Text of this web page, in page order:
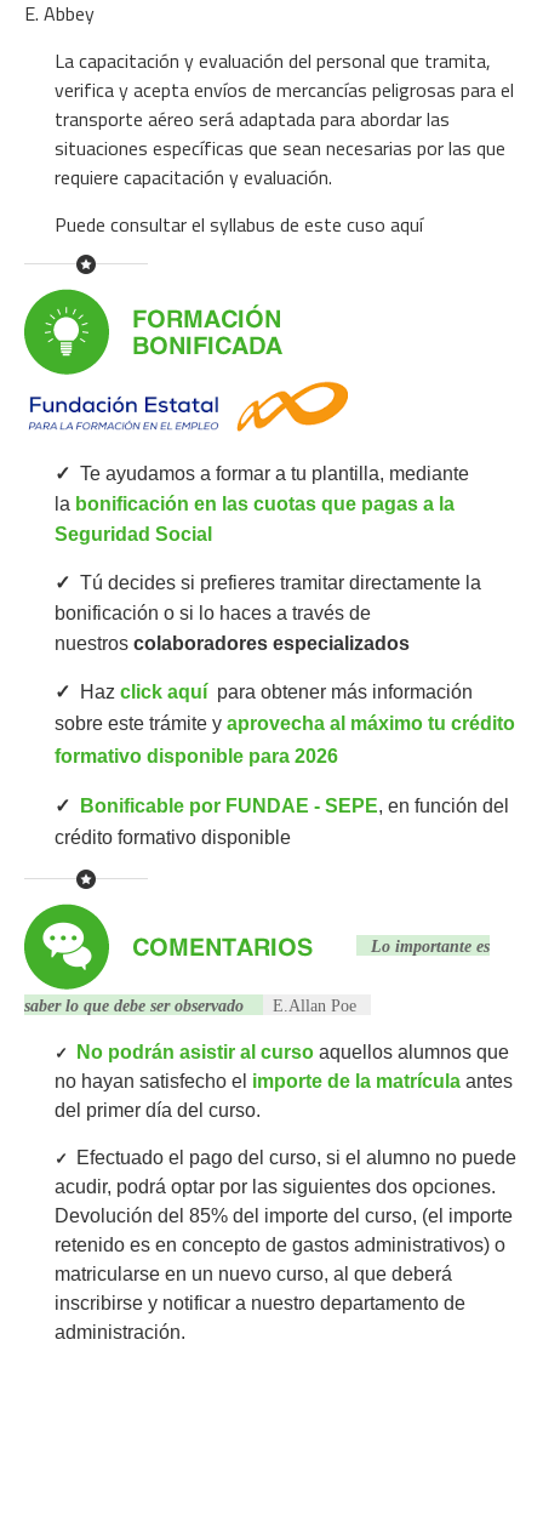
E. Abbey
La capacitación y evaluación del personal que tramita,
verifica y acepta envíos de mercancías peligrosas para el
transporte aéreo será adaptada para abordar las
situaciones específicas que sean necesarias por las que
requiere capacitación y evaluación.
Puede consultar el syllabus de este cuso aquí
✓ Te ayudamos a formar a tu plantilla, mediante
la bonificación en las cuotas que pagas a la
Seguridad Social
✓ Tú decides si prefieres tramitar directamente la
bonificación o si lo haces a través de
nuestros colaboradores especializados
✓ Haz click aquí para obtener más información
sobre este trámite y aprovecha al máximo tu crédito
formativo disponible para 2026
✓ Bonificable por FUNDAE - SEPE, en función del
crédito formativo disponible
Lo importante es
saber lo que debe ser observado E.Allan Poe
✓ No podrán asistir al curso aquellos alumnos que
no hayan satisfecho el importe de la matrícula antes
del primer día del curso.
✓
Efectuado el pago del curso, si el alumno no puede
acudir, podrá optar por las siguientes dos opciones.
Devolución del 85% del importe del curso, (el importe
retenido es en concepto de gastos administrativos) o
matricularse en un nuevo curso, al que deberá
inscribirse y notificar a nuestro departamento de
administración.